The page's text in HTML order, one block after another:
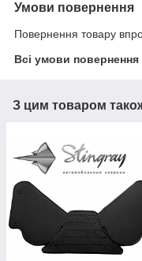
Умови повернення
Повернення товару
Всі умови повернення
З цим товаром